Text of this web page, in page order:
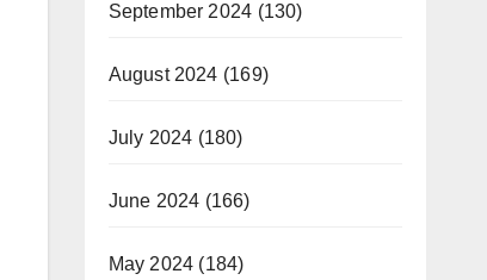
September 2024 (130)
August 2024 (169)
July 2024 (180)
June 2024 (166)
May 2024 (184)